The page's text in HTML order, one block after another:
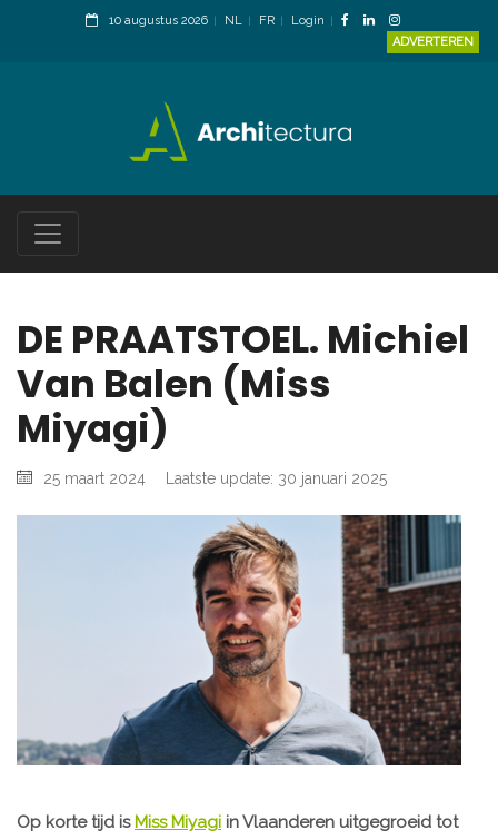
10 augustus 2026 NL FR
Login
ADVERTEREN
DE PRAATSTOEL. Michiel
Van Balen (Miss
Miyagi)
25 maart 2024 Laatste update: 30 januari 2025
Op korte tijd is Miss Miyagi in Vlaanderen uitgegroeid tot